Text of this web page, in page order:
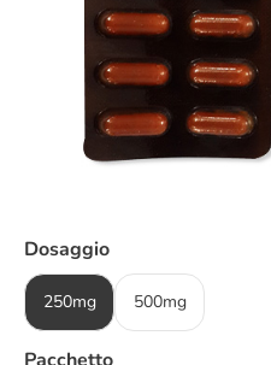
Dosaggio
250mg 500mg